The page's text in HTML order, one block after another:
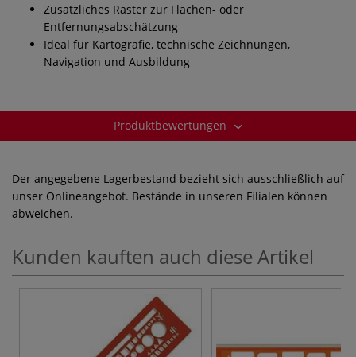
Zusätzliches Raster zur Flächen- oder
Entfernungsabschätzung
Ideal für Kartografie, technische Zeichnungen,
Navigation und Ausbildung
Produktbewertungen
Der angegebene Lagerbestand bezieht sich ausschließlich auf
unser Onlineangebot. Bestände in unseren Filialen können
abweichen.
Kunden kauften auch diese Artikel